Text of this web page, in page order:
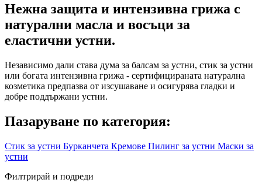
Нежна защита и интензивна грижа с
натурални масла и восъци за
еластични устни.
Независимо дали става дума за балсам за устни, стик за устни
или богата интензивна грижа - сертифицираната натурална
козметика предпазва от изсушаване и осигурява гладки и
добре поддържани устни.
Пазаруване по категория:
Стик за устни Бурканчета Кремове Пилинг за устни Маски за
устни
Филтрирай и подреди